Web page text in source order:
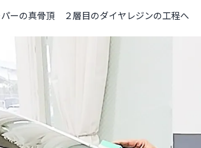
ーの真骨頂 ２層目のダイヤレジンの工程へ